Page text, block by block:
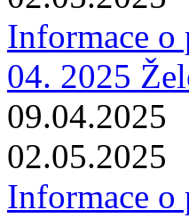
Informace o
04. 2025
09.04.2025
02.05.2025
Informace o